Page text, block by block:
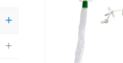
ꄶ
ꄶ